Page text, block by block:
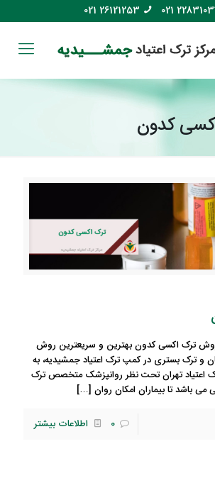
021
021 26121253
کدون
ترک اکسی کدون بهترین و سریعترین روش
و ترک بستری در کمپ ترک اعتیاد جمشیدیه، به
اعتیاد تهران تحت نظر روانپزشک متخصص ترک
می باشد تا بیماران امکان روان […]
0 اطلاعات بیشتر